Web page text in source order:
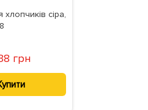
сіра,
грн